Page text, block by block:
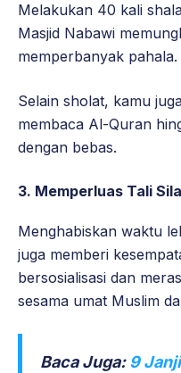
Melakukan 40 kali
Masjid Nabawi
memperbanyak pahala.
Selain sholat, kamu
membaca Al-Quran
dengan bebas.
3. Memperluas Tali
Menghabiskan waktu
juga memberi
bersosialisasi dan
sesama umat Muslim
Baca Juga: 9